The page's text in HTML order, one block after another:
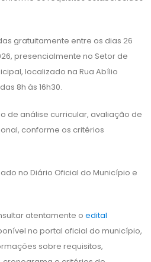
gratuitamente entre os dias 26
presencialmente no Setor de
localizado na Rua Abílio
8h às 16h30.
de análise curricular, avaliação de
conforme os critérios
no Diário Oficial do Município e
atentamente o edital
no portal oficial do município,
sobre requisitos,